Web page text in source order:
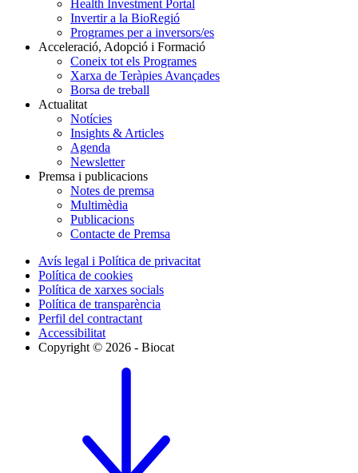
Health Investment Portal
Invertir a la BioRegió
Programes per a inversors/es
Acceleració, Adopció i Formació
Coneix tot els Programes
Xarxa de Teràpies Avançades
Borsa de treball
Actualitat
Notícies
Insights & Articles
Agenda
Newsletter
Premsa i publicacions
Notes de premsa
Multimèdia
Publicacions
Contacte de Premsa
Avís legal i Política de privacitat
Política de cookies
Política de xarxes socials
Política de transparència
Perfil del contractant
Accessibilitat
Copyright © 2026 - Biocat